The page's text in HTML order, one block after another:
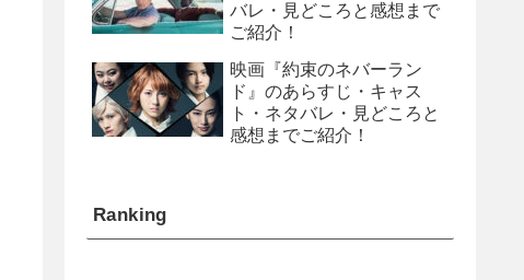
バレ・見どころと感想まで
ご紹介！
映画『約束のネバーラン
ド』のあらすじ・キャス
ト・ネタバレ・見どころと
感想までご紹介！
Ranking